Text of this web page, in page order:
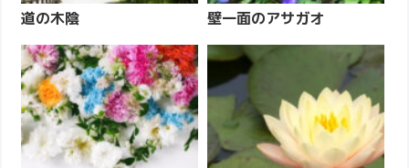
道の木陰 壁一面のアサガオ